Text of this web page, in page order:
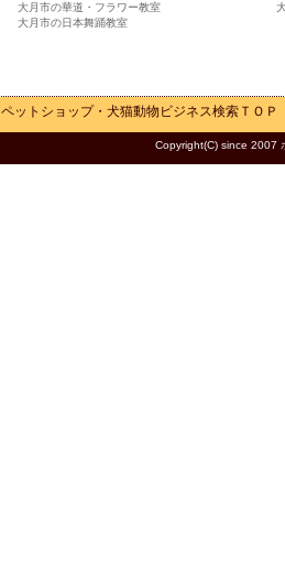
大月市の華道・フラワー教室
大月市の日本舞踊教室
ペットショップ・犬猫動物ビジネス検索 ＴＯＰ
Copyright(C) since 2007